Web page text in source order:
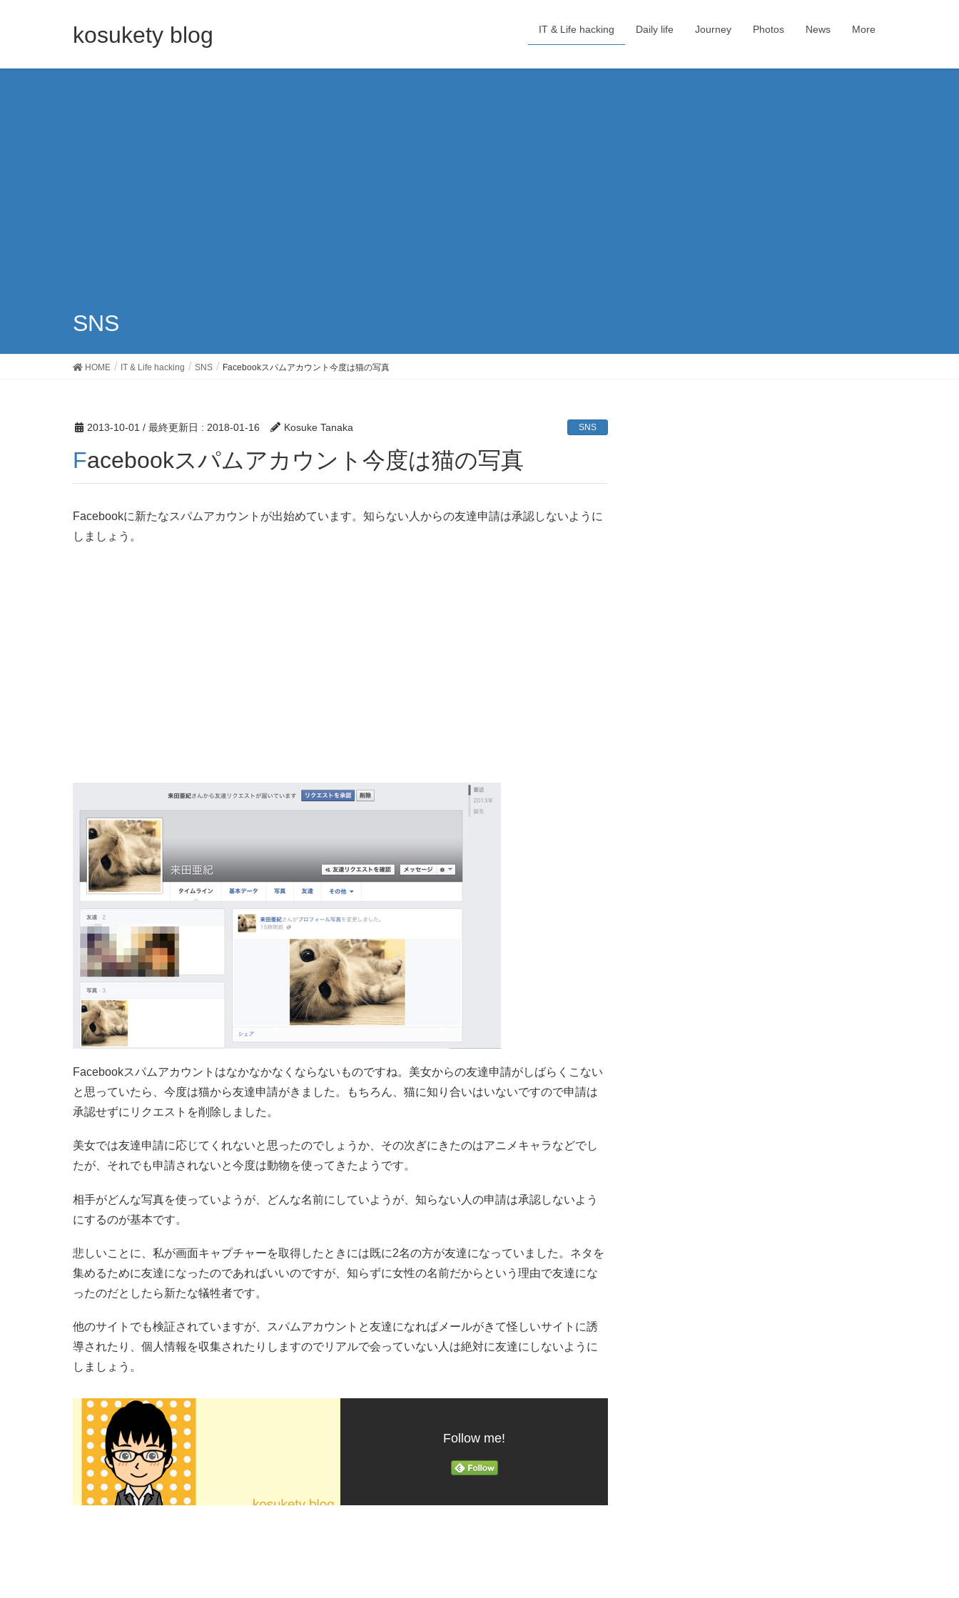
kosukety blog IT & Life hacking Daily life Journey Photos News More
SNS
HOME IT & Life hacking SNS Facebookスパムアカウント今度は猫の写真
2013-10-01 / 最終更新日 : 2018-01-16 Kosuke Tanaka SNS
Facebookスパムアカウント今度は猫の写真
Facebookに新たなスパムアカウントが出始めています。知らない人からの友達申請は承認しないように
しましょう。
Facebookスパムアカウントはなかなかなくならないものですね。美女からの友達申請がしばらくこない
と思っていたら、今度は猫から友達申請がきました。もちろん、猫に知り合いはいないですので申請は
承認せずにリクエストを削除しました。
美女では友達申請に応じてくれないと思ったのでしょうか、その次ぎにきたのはアニメキャラなどでし
たが、それでも申請されないと今度は動物を使ってきたようです。
相手がどんな写真を使っていようが、どんな名前にしていようが、知らない人の申請は承認しないよう
にするのが基本です。
悲しいことに、私が画面キャプチャーを取得したときには既に2名の方が友達になっていました。ネタを
集めるために友達になったのであればいいのですが、知らずに女性の名前だからという理由で友達にな
ったのだとしたら新たな犠牲者です。
他のサイトでも検証されていますが、スパムアカウントと友達になればメールがきて怪しいサイトに誘
導されたり、個人情報を収集されたりしますのでリアルで会っていない人は絶対に友達にしないように
しましょう。
Follow me!